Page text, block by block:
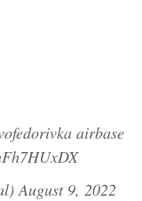
airbase
August 9, 2022